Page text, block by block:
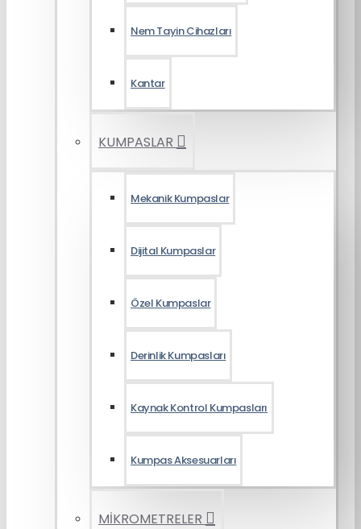
Nem Tayin Cihazları
Kantar
KUMPASLAR
Mekanik Kumpaslar
Dijital Kumpaslar
Özel Kumpaslar
Derinlik Kumpasları
Kaynak Kontrol Kumpasları
Kumpas Aksesuarları
MİKROMETRELER